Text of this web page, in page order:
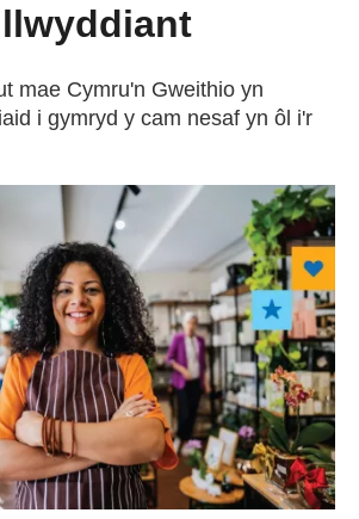
mae Cymru'n Gweithio yn
i gymryd y cam nesaf yn ôl i'r